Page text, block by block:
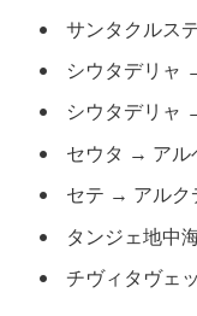
サンタクルス
シウタデリャ
シウタデリャ
セウタ → アル
セテ → アルク
タンジェ地中
チヴィタヴェ